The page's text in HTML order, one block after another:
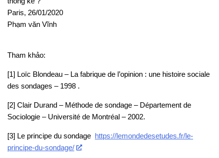
Paris, 26/01/2020
Phạm văn Vĩnh
Tham khảo:
[1] Loïc Blondeau – La fabrique de l’opinion : une histoire sociale
des sondages – 1998 .
[2] Clair Durand – Méthode de sondage – Département de
Sociologie – Université de Montréal – 2002.
[3] Le principe du sondage https://lemondedesetudes.fr/le-
principe-du-sondage/